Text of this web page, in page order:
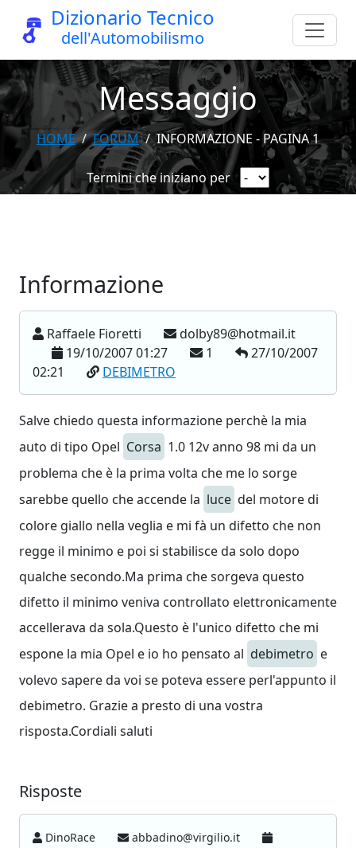
Dizionario Tecnico
dell'Automobilismo
Messaggio
HOME FORUM INFORMAZIONE - PAGINA 1
Termini che iniziano per
Informazione
Raffaele Fioretti
dolby89@hotmail.it
19/10/2007 01:27
1
27/10/2007
02:21
DEBIMETRO
Salve chiedo questa informazione perchè la mia
auto di tipo Opel Corsa 1.0 12v anno 98 mi da un
problema che è la prima volta che me lo sorge
sarebbe quello che accende la luce del motore di
colore giallo nella veglia e mi fà un difetto che non
regge il minimo e poi si stabilisce da solo dopo
qualche secondo.Ma prima che sorgeva questo
difetto il minimo veniva controllato elettronicamente
accellerava da sola.Questo è l'unico difetto che mi
espone la mia Opel e io ho pensato al debimetro e
volevo sapere da voi se poteva essere perl'appunto il
debimetro. Grazie a presto di una vostra
risposta.Cordiali saluti
Risposte
DinoRace
abbadino@virgilio.it